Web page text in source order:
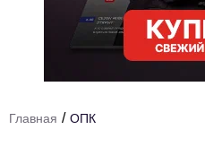
Ниши и рынки
Технологии и тренды
Главная / ОПК